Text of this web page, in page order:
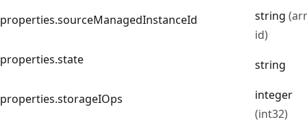
properties.sourceManagedInstanceId string
id)
properties.state
string
properties.storageIOps
integer
(int32)